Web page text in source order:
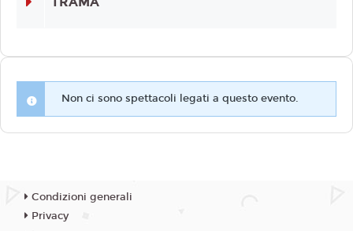
Non ci sono spettacoli legati a questo evento.
Condizioni generali
Privacy